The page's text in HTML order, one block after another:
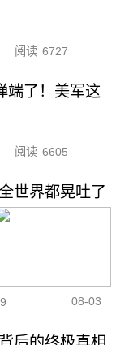
阅读 6727
端了！美军这
阅读 6605
世界都晃吐了
08-03